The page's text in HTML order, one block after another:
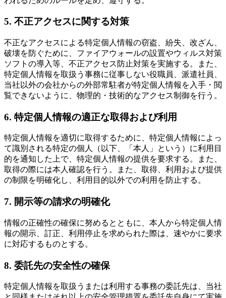
5. 不正アクセスに関する対策
不正なアクセスによる特定個人情報の窃盗、紛失、改ざん、
破壊を防ぐために、ファイアウォールの設置やウィルス対策
ソフトの導入等、不正アクセス防止対策を実施する。また、
特定個人情報を取扱う事務に従事しない役職員、派遣社員、
当社以外の会社からの外部常駐者が特定個人情報を入手・閲
覧できないように、物理的・技術的なアクセス制御を行う。
6. 特定個人情報の適正な取得および利用
特定個人情報を適切に取得するために、特定個人情報によっ
て識別される特定の個人（以下、「本人」という）に利用目
的を通知した上で、特定個人情報の提供を要求する。また、
取得の際には本人確認を行う。また、取得、利用および提供
の制限を明確化し、利用目的以外での利用を防止する。
7. 開示等の請求の明確化
情報の正確性の確保に努めるとともに、本人から特定個人情
報の開示、訂正、利用停止を求められた際は、速やかに要求
に対応するものとする。
8. 委託先の安全性の確保
特定個人情報を取扱うまたは利用する事務の委託先は、当社